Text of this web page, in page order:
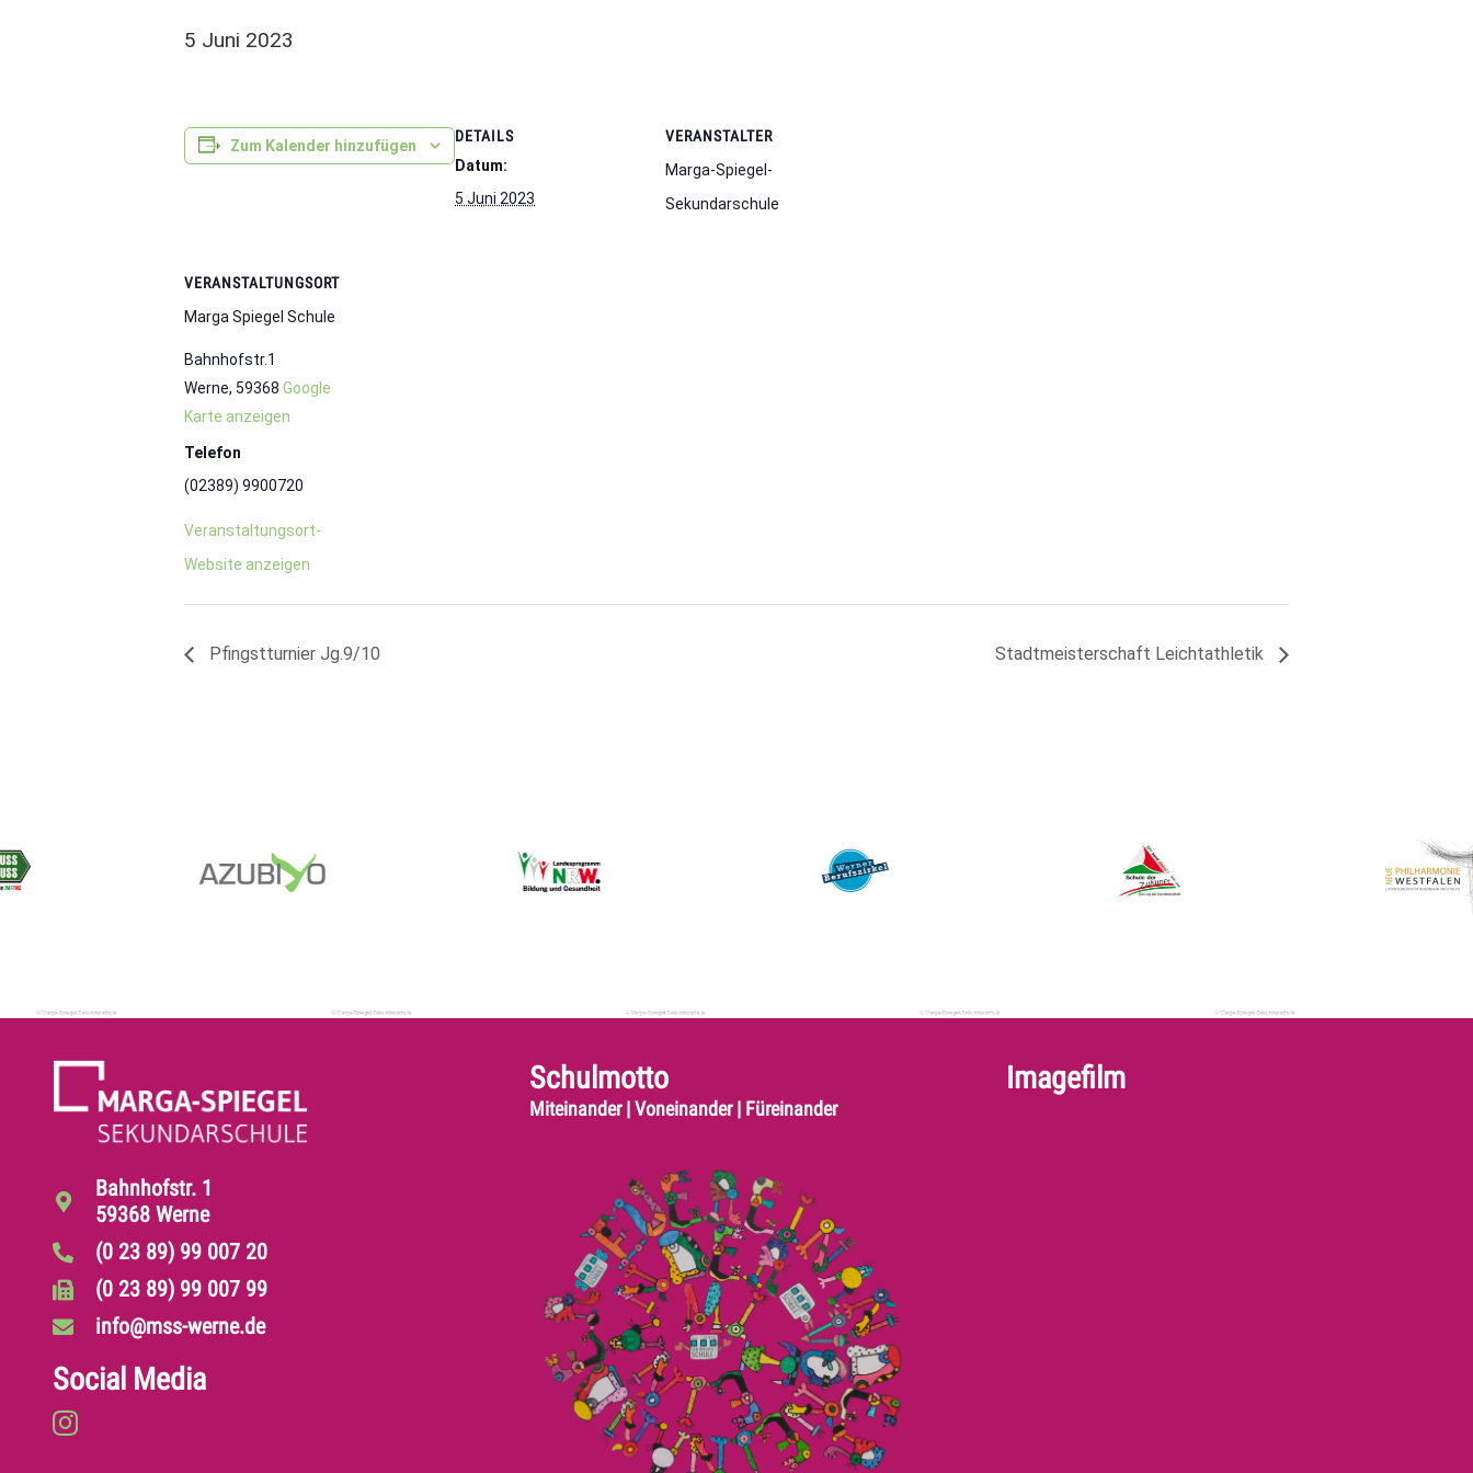
5 Juni 2023
Zum Kalender hinzufügen
DETAILS
Datum:
5 Juni 2023
VERANSTALTER
Marga-Spiegel-
Sekundarschule
VERANSTALTUNGSORT
Marga Spiegel Schule
Bahnhofstr.1
Werne, 59368 Google
Karte anzeigen
Telefon
(02389) 9900720
Veranstaltungsort-
Website anzeigen
Pfingstturnier Jg.9/10 Stadtmeisterschaft Leichtathletik
Bahnhofstr. 1
59368 Werne
(0 23 89) 99 007 20
(0 23 89) 99 007 99
info@mss-werne.de
Social Media
Schulmotto
Miteinander | Voneinander | Füreinander
Imagefilm